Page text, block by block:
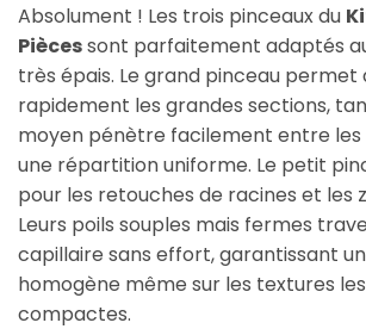
Absolument ! Les trois pinceaux du
Piècessont parfaitement adaptés
très épais. Le grand pinceau permet
rapidement les grandes sections,
moyen pénètre facilement entre
une répartition uniforme. Le petit
pour les retouches de racines et les
Leurs poils souples mais fermes
capillaire sans effort, garantissant
homogène même sur les textures
compactes.